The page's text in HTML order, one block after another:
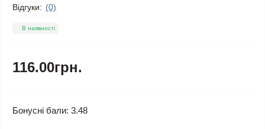
Відгуки: (0)
В наявності
116.00грн.
Бонусні бали: 3.48